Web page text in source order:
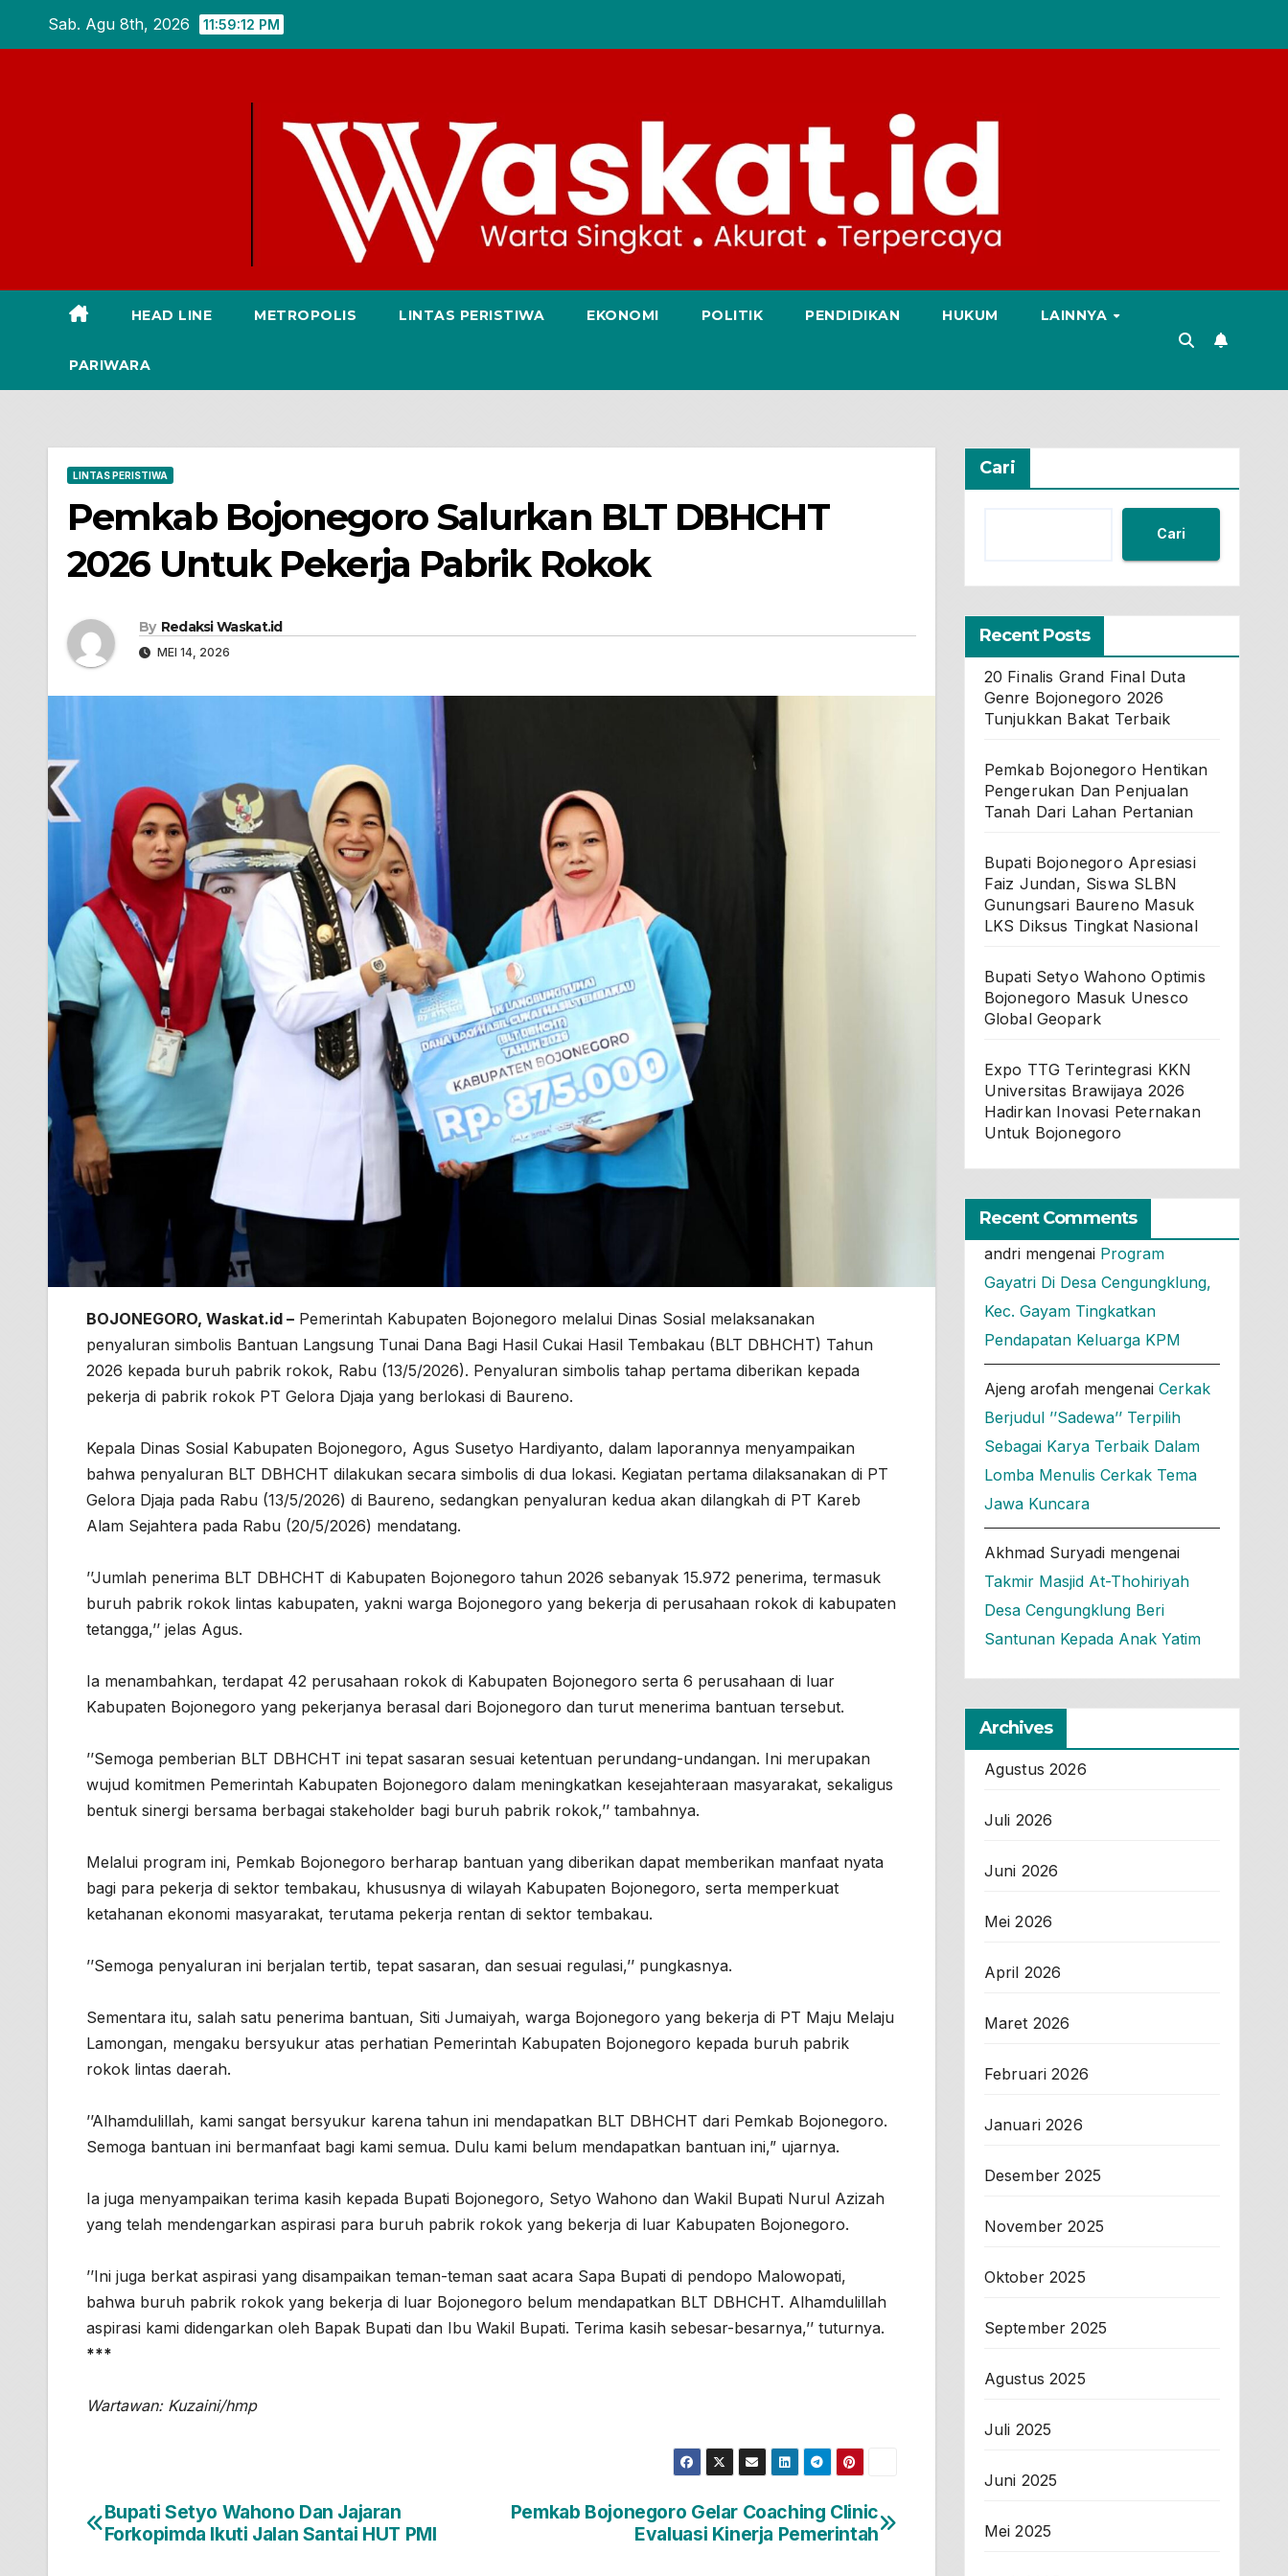
Sab. Agu 8th, 2026 11:59:13 PM
HEAD LINE METROPOLIS LINTAS PERISTIWA EKONOMI POLITIK PENDIDIKAN HUKUM LAINNYA
PARIWARA
LINTAS PERISTIWA
Pemkab Bojonegoro Salurkan BLT DBHCHT
2026 Untuk Pekerja Pabrik Rokok
By Redaksi Waskat.id
MEI 14, 2026
BOJONEGORO, Waskat.id – Pemerintah Kabupaten Bojonegoro melalui Dinas Sosial melaksanakan
penyaluran simbolis Bantuan Langsung Tunai Dana Bagi Hasil Cukai Hasil Tembakau (BLT DBHCHT) Tahun
2026 kepada buruh pabrik rokok, Rabu (13/5/2026). Penyaluran simbolis tahap pertama diberikan kepada
pekerja di pabrik rokok PT Gelora Djaja yang berlokasi di Baureno.
Kepala Dinas Sosial Kabupaten Bojonegoro, Agus Susetyo Hardiyanto, dalam laporannya menyampaikan
bahwa penyaluran BLT DBHCHT dilakukan secara simbolis di dua lokasi. Kegiatan pertama dilaksanakan di PT
Gelora Djaja pada Rabu (13/5/2026) di Baureno, sedangkan penyaluran kedua akan dilangkah di PT Kareb
Alam Sejahtera pada Rabu (20/5/2026) mendatang.
’’Jumlah penerima BLT DBHCHT di Kabupaten Bojonegoro tahun 2026 sebanyak 15.972 penerima, termasuk
buruh pabrik rokok lintas kabupaten, yakni warga Bojonegoro yang bekerja di perusahaan rokok di kabupaten
tetangga,’’ jelas Agus.
Ia menambahkan, terdapat 42 perusahaan rokok di Kabupaten Bojonegoro serta 6 perusahaan di luar
Kabupaten Bojonegoro yang pekerjanya berasal dari Bojonegoro dan turut menerima bantuan tersebut.
’’Semoga pemberian BLT DBHCHT ini tepat sasaran sesuai ketentuan perundang-undangan. Ini merupakan
wujud komitmen Pemerintah Kabupaten Bojonegoro dalam meningkatkan kesejahteraan masyarakat, sekaligus
bentuk sinergi bersama berbagai stakeholder bagi buruh pabrik rokok,’’ tambahnya.
Melalui program ini, Pemkab Bojonegoro berharap bantuan yang diberikan dapat memberikan manfaat nyata
bagi para pekerja di sektor tembakau, khususnya di wilayah Kabupaten Bojonegoro, serta memperkuat
ketahanan ekonomi masyarakat, terutama pekerja rentan di sektor tembakau.
’’Semoga penyaluran ini berjalan tertib, tepat sasaran, dan sesuai regulasi,’’ pungkasnya.
Sementara itu, salah satu penerima bantuan, Siti Jumaiyah, warga Bojonegoro yang bekerja di PT Maju Melaju
Lamongan, mengaku bersyukur atas perhatian Pemerintah Kabupaten Bojonegoro kepada buruh pabrik
rokok lintas daerah.
’’Alhamdulillah, kami sangat bersyukur karena tahun ini mendapatkan BLT DBHCHT dari Pemkab Bojonegoro.
Semoga bantuan ini bermanfaat bagi kami semua. Dulu kami belum mendapatkan bantuan ini,” ujarnya.
Ia juga menyampaikan terima kasih kepada Bupati Bojonegoro, Setyo Wahono dan Wakil Bupati Nurul Azizah
yang telah mendengarkan aspirasi para buruh pabrik rokok yang bekerja di luar Kabupaten Bojonegoro.
’’Ini juga berkat aspirasi yang disampaikan teman-teman saat acara Sapa Bupati di pendopo Malowopati,
bahwa buruh pabrik rokok yang bekerja di luar Bojonegoro belum mendapatkan BLT DBHCHT. Alhamdulillah
aspirasi kami didengarkan oleh Bapak Bupati dan Ibu Wakil Bupati. Terima kasih sebesar-besarnya,’’ tuturnya.
***
Wartawan: Kuzaini/hmp
Navigasi
Pemkab Bojonegoro Gelar Coaching Clinic
Evaluasi Kinerja Pemerintah
Bupati Setyo Wahono Dan Jajaran
Forkopimda Ikuti Jalan Santai HUT PMI
Cari
Cari
Recent Posts
20 Finalis Grand Final Duta
Genre Bojonegoro 2026
Tunjukkan Bakat Terbaik
Pemkab Bojonegoro Hentikan
Pengerukan Dan Penjualan
Tanah Dari Lahan Pertanian
Bupati Bojonegoro Apresiasi
Faiz Jundan, Siswa SLBN
Gunungsari Baureno Masuk
LKS Diksus Tingkat Nasional
Bupati Setyo Wahono Optimis
Bojonegoro Masuk Unesco
Global Geopark
Expo TTG Terintegrasi KKN
Universitas Brawijaya 2026
Hadirkan Inovasi Peternakan
Untuk Bojonegoro
Recent Comments
andrimengenai Program
Gayatri Di Desa Cengungklung,
Kec. Gayam Tingkatkan
Pendapatan Keluarga KPM
Ajeng arofahmengenai Cerkak
Berjudul ’’Sadewa’’ Terpilih
Sebagai Karya Terbaik Dalam
Lomba Menulis Cerkak Tema
Jawa Kuncara
Akhmad Suryadimengenai
Takmir Masjid At-Thohiriyah
Desa Cengungklung Beri
Santunan Kepada Anak Yatim
Archives
Agustus 2026
Juli 2026
Juni 2026
Mei 2026
April 2026
Maret 2026
Februari 2026
Januari 2026
Desember 2025
November 2025
Oktober 2025
September 2025
Agustus 2025
Juli 2025
Juni 2025
Mei 2025